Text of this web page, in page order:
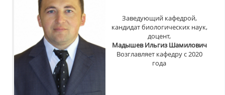
Заведующий кафедрой,
кандидат биологических наук,
доцент,
Мадышев Ильгиз Шамилович
Возглавляет кафедру с 2020
года